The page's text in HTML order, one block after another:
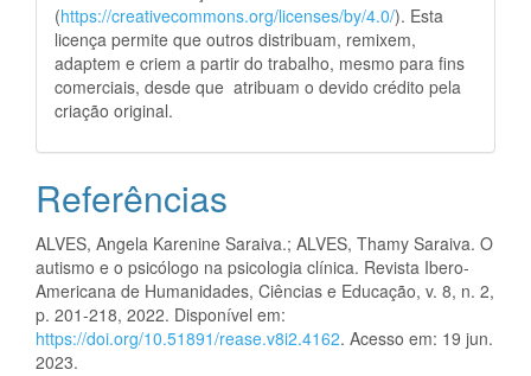
(https://creativecommons.org/licenses/by/4.0/). Esta
licença permite que outros distribuam, remixem,
adaptem e criem a partir do trabalho, mesmo para fins
comerciais, desde que atribuam o devido crédito pela
criação original.
Referências
ALVES, Angela Karenine Saraiva.; ALVES, Thamy Saraiva. O
autismo e o psicólogo na psicologia clínica. Revista Ibero-
Americana de Humanidades, Ciências e Educação, v. 8, n. 2,
p. 201-218, 2022. Disponível em:
https://doi.org/10.51891/rease.v8i2.4162. Acesso em: 19 jun.
2023.